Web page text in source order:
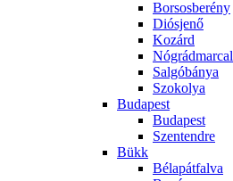
Borsosberény
Diósjenő
Kozárd
Nógrádmarcal
Salgóbánya
Szokolya
Budapest
Budapest
Szentendre
Bükk
Bélapátfalva